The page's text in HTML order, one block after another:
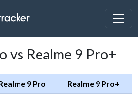
vs Realme 9 Pro+
9 Pro Realme 9 Pro+